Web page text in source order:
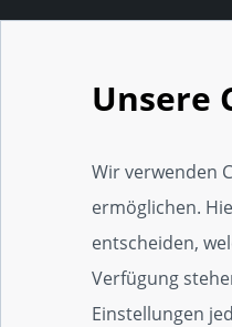
Unsere
Wir verwenden
ermöglichen.
entscheiden,
Verfügung
Einstellungen